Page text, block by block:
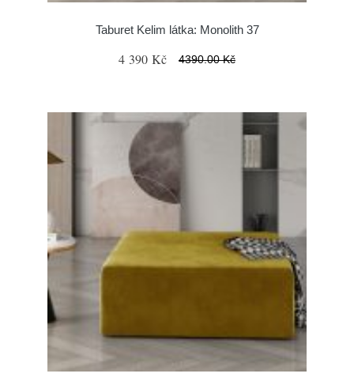
Taburet Kelim látka: Monolith 37
4 390 Kč 4390.00 Kč